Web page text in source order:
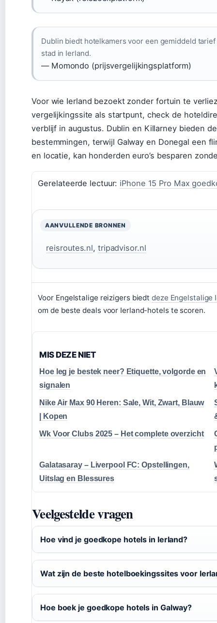
Dublin biedt hotelkamers voor een gemiddeld
stad in Ierland.
— Momondo (prijsvergelijkingsplatform)
Voor wie Ierland bezoekt zonder fortuin te
vergelijkingssite als startpunt, check de
verblijf in augustus. Dublin en Killarney bieden
bestemmingen, terwijl Galway en Donegal een
en locatie, kan honderden euro’s besparen
Gerelateerde lectuur: iPhone 15 Pro Max
AANVULLENDE BRONNEN
reisroutes.nl, tripadvisor.nl
Voor Engelstalige reizigers biedtdeze Engelstalige
om de beste deals voor Ierland-hotels te scoren.
MIS DEZE NIET
Hoe leg je bestek neer? Etiquette, volgorde en
signalen
Nike Air Max 90 Heren: Sale, Wit, Zwart, Blauw
| Kopen
Wk Voor Clubs 2025 – Het complete overzicht
Galatasaray – Liverpool FC: Opstellingen,
Uitslag en Blessures
Veelgestelde vragen
Hoe vind je goedkope hotels in Ierland?
Wat zijn de beste hotelboekingssites voor
Hoe boek je goedkope hotels in Galway?